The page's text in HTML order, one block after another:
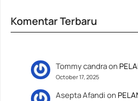
Komentar Terbaru
Tommy candraon
October 17, 2025
Asepta Afandion